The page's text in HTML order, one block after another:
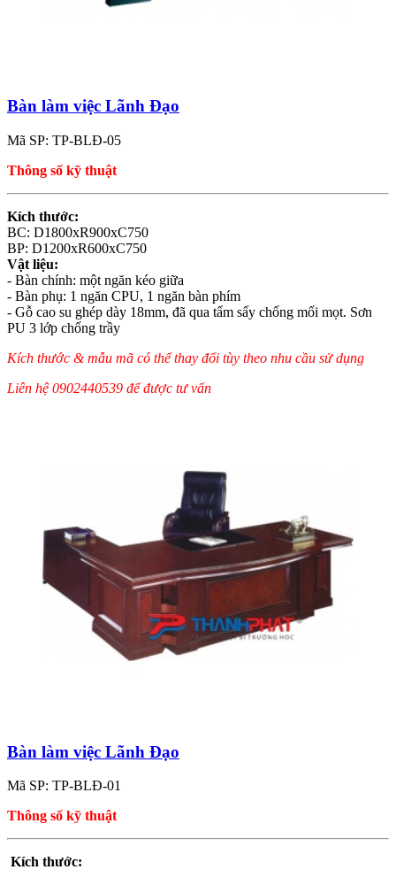
Bàn làm việc Lãnh Đạo
Mã SP: TP-BLĐ-05
Thông số kỹ thuật
Kích thước:
BC: D1800xR900xC750
BP: D1200xR600xC750
Vật liệu:
- Bàn chính: một ngăn kéo giữa
- Bàn phụ: 1 ngăn CPU, 1 ngăn bàn phím
- Gỗ cao su ghép dày 18mm, đã qua tẩm sấy chống mối mọt. Sơn
PU 3 lớp chống trầy
Kích thước & mẫu mã có thể thay đổi tùy theo nhu cầu sử dụng
Liên hệ 0902440539 để được tư vấn
Bàn làm việc Lãnh Đạo
Mã SP: TP-BLĐ-01
Thông số kỹ thuật
Kích thước: